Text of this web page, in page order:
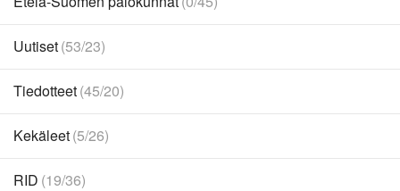
Uutiset(53/23)
Tiedotteet(45/20)
Kekäleet(5/26)
RID (19/36)